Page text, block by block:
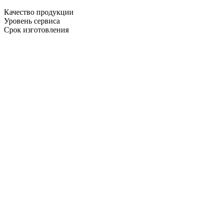
Качество продукции
Уровень сервиса
Срок изготовления